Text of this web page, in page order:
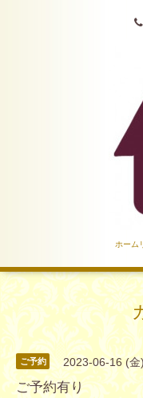
ホーム
ご予約 2023-06-16 (金
ご予約有り